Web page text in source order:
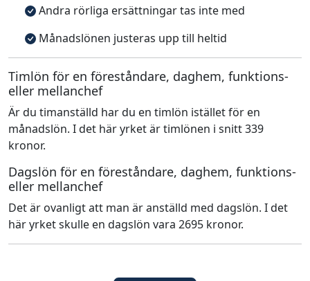
Andra rörliga ersättningar tas inte med
Månadslönen justeras upp till heltid
Timlön för en föreståndare, daghem, funktions-
eller mellanchef
Är du timanställd har du en timlön istället för en
månadslön. I det här yrket är timlönen i snitt 339
kronor.
Dagslön för en föreståndare, daghem, funktions-
eller mellanchef
Det är ovanligt att man är anställd med dagslön. I det
här yrket skulle en dagslön vara 2695 kronor.